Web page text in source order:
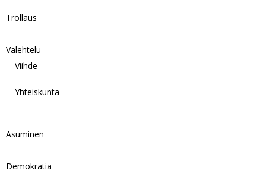
Trollaus
Valehtelu
Viihde
Yhteiskunta
Asuminen
Demokratia